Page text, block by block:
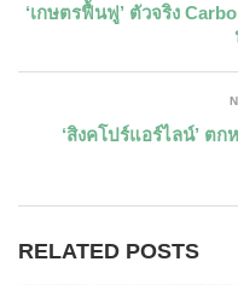
‘เกษตรฟื้นฟู’ ตัวจริง
‘สิงคโปร์แอร์ไลน์’ ตก
RELATED POSTS